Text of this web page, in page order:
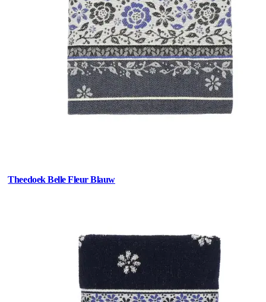
Theedoek Belle Fleur Blauw